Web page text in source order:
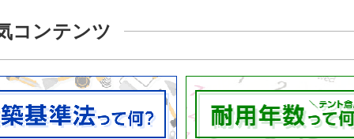
コンテンツ